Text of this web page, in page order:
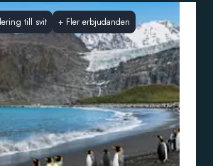
till svit + Fler erbjudanden